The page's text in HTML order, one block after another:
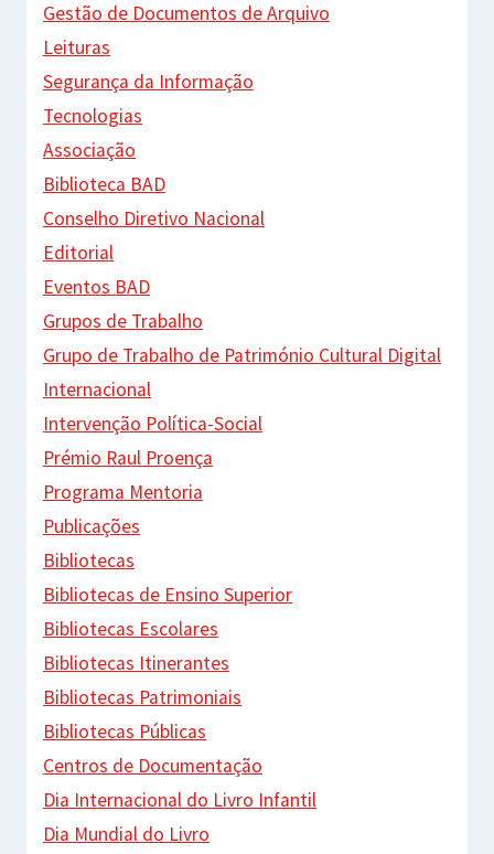
Gestão de Documentos de Arquivo
Leituras
Segurança da Informação
Tecnologias
Associação
Biblioteca BAD
Conselho Diretivo Nacional
Editorial
Eventos BAD
Grupos de Trabalho
Grupo de Trabalho de Património Cultural Digital
Internacional
Intervenção Política-Social
Prémio Raul Proença
Programa Mentoria
Publicações
Bibliotecas
Bibliotecas de Ensino Superior
Bibliotecas Escolares
Bibliotecas Itinerantes
Bibliotecas Patrimoniais
Bibliotecas Públicas
Centros de Documentação
Dia Internacional do Livro Infantil
Dia Mundial do Livro